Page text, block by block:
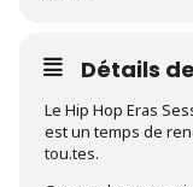
Détails
Le Hip Hop Eras
est un temps de
tou.tes.